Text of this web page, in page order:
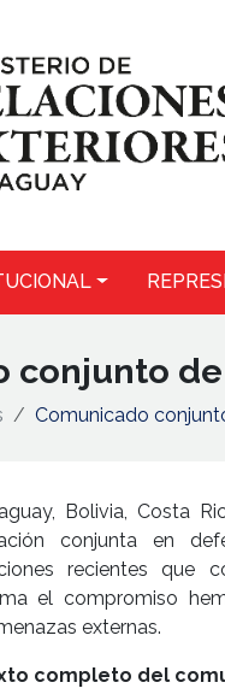
conjunto
Comunicado
Bolivia, Costa
conjunta en
recientes que
el compromiso
externas.
completo del